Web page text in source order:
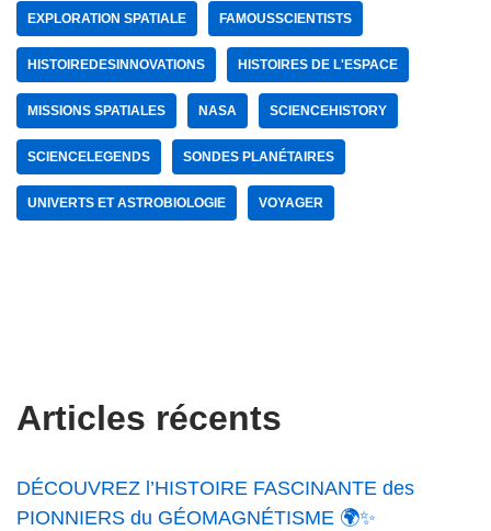
EXPLORATION SPATIALE FAMOUSSCIENTISTS
HISTOIREDESINNOVATIONS HISTOIRES DE L'ESPACE
MISSIONS SPATIALES NASA SCIENCEHISTORY
SCIENCELEGENDS SONDES PLANÉTAIRES
UNIVERTS ET ASTROBIOLOGIE VOYAGER
Articles récents
DÉCOUVREZ l’HISTOIRE FASCINANTE des
PIONNIERS du GÉOMAGNÉTISME 🌍✨